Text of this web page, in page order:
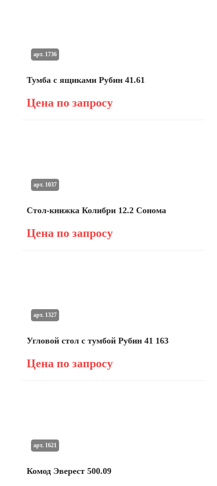
Тумба с ящиками Рубин 41.61
Цена по запросу
арт. 1736
Стол-книжка Колибри 12.2 Сонома
Цена по запросу
арт. 1037
Угловой стол с тумбой Рубин 41 163
Цена по запросу
арт. 1327
Комод Эверест 500.09
арт. 1621